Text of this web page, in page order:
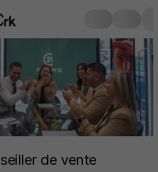
de vente